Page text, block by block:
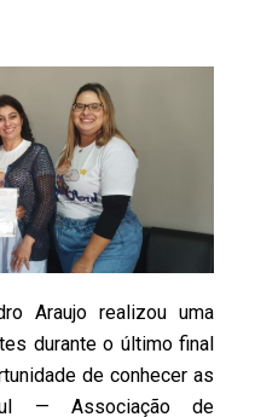
Araujo realizou uma
durante o último final
de conhecer as
— Associação de